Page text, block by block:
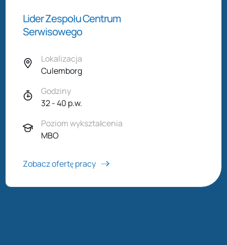
Lider Zespołu Centrum
Serwisowego
Lokalizacja
Culemborg
Godziny
32 - 40 p.w.
Poziom wykształcenia
MBO
Zobacz ofertę pracy